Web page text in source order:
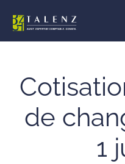
contenu
de
1